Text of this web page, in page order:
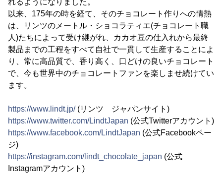
れるようになりました。
以来、175年の時を経て、そのチョコレート作りへの情熱
は、リンツのメートル・ショコラティエ(チョコレート職
人)たちによって受け継がれ、カカオ豆の仕入れから最終
製品までの工程をすべて自社で一貫して生産することによ
り、常に高品質で、香り高く、口どけの良いチョコレート
で、今も世界中のチョコレートファンを楽しませ続けてい
ます。
https://www.lindt.jp/(リンツ ジャパンサイト)
https://www.twitter.com/LindtJapan (公式Twitterアカウント)
https://www.facebook.com/LindtJapan (公式Facebookペー
ジ)
https://instagram.com/lindt_chocolate_japan (公式
Instagramアカウント)